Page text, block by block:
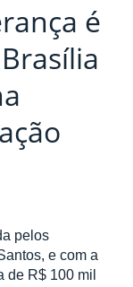
é
pelos
e com a
de R$ 100 mil